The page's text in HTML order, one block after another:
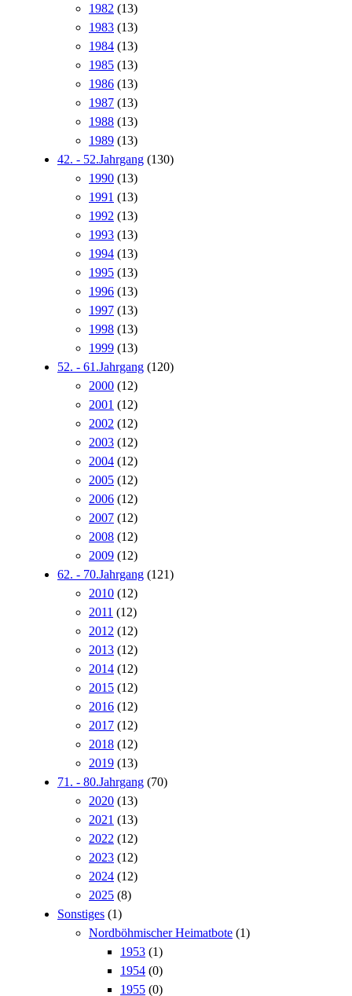
1982 (13)
1983 (13)
1984 (13)
1985 (13)
1986 (13)
1987 (13)
1988 (13)
1989 (13)
42. - 52.Jahrgang (130)
1990 (13)
1991 (13)
1992 (13)
1993 (13)
1994 (13)
1995 (13)
1996 (13)
1997 (13)
1998 (13)
1999 (13)
52. - 61.Jahrgang (120)
2000 (12)
2001 (12)
2002 (12)
2003 (12)
2004 (12)
2005 (12)
2006 (12)
2007 (12)
2008 (12)
2009 (12)
62. - 70.Jahrgang (121)
2010 (12)
2011 (12)
2012 (12)
2013 (12)
2014 (12)
2015 (12)
2016 (12)
2017 (12)
2018 (12)
2019 (13)
71. - 80.Jahrgang (70)
2020 (13)
2021 (13)
2022 (12)
2023 (12)
2024 (12)
2025 (8)
Sonstiges (1)
Nordböhmischer Heimatbote (1)
1953 (1)
1954 (0)
1955 (0)